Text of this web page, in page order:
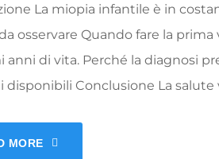
La miopia infantile è in
osservare Quando fare la
anni di vita. Perché la diagnosi
disponibili Conclusione La
MORE